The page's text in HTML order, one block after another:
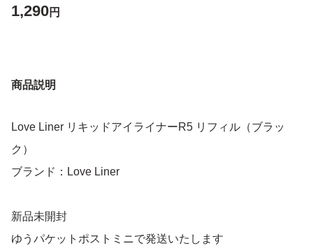
1,290円
商品説明
Love Liner リキッドアイライナーR5 リフィル（ブラッ
ク）
ブランド：Love Liner
新品未開封
ゆうパケットポストミニで発送いたします